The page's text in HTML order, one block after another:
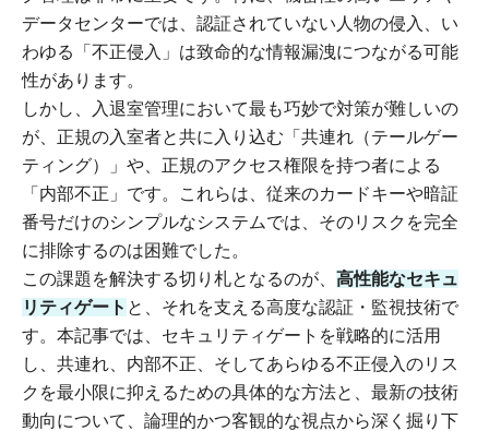
データセンターでは、認証されていない人物の侵入、い
わゆる「不正侵入」は致命的な情報漏洩につながる可能
性があります。
しかし、入退室管理において最も巧妙で対策が難しいの
が、正規の入室者と共に入り込む「共連れ（テールゲー
ティング）」や、正規のアクセス権限を持つ者による
「内部不正」です。これらは、従来のカードキーや暗証
番号だけのシンプルなシステムでは、そのリスクを完全
に排除するのは困難でした。
この課題を解決する切り札となるのが、 高性能なセキュ
リティゲート と、それを支える高度な認証・監視技術で
す。本記事では、セキュリティゲートを戦略的に活用
し、共連れ、内部不正、そしてあらゆる不正侵入のリス
クを最小限に抑えるための具体的な方法と、最新の技術
動向について、論理的かつ客観的な視点から深く掘り下